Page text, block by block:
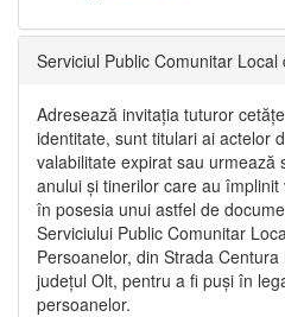
Serviciul Public Comunitar
Adresează invitația tuturor
identitate, sunt titulari ai actelor
valabilitate expirat sau urmează
anului și tinerilor care au
în posesia unui astfel de
Serviciului Public Comunitar
Persoanelor, din Strada
județul Olt, pentru a fi puși în
persoanelor.